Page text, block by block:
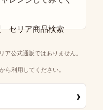
ア公式通販ではありません。
ら利用してください。
›